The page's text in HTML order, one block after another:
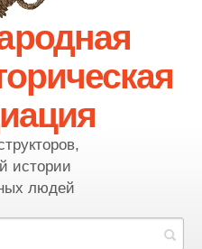
истории
людей